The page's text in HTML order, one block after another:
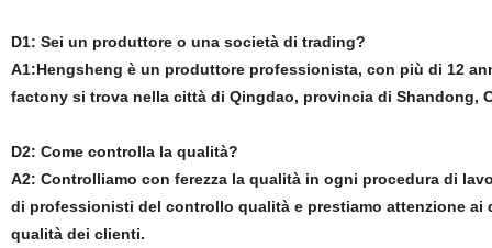
D1: Sei un produttore o una società di trading?
A1:Hengsheng è un produttore professionista, con più di 12
factony si trova nella città di Qingdao, provincia di Shandong,
D2: Come controlla la qualità?
A2: Controlliamo con ferezza la qualità in ogni procedura di
di professionisti del controllo qualità e prestiamo attenzione
qualità dei clienti.